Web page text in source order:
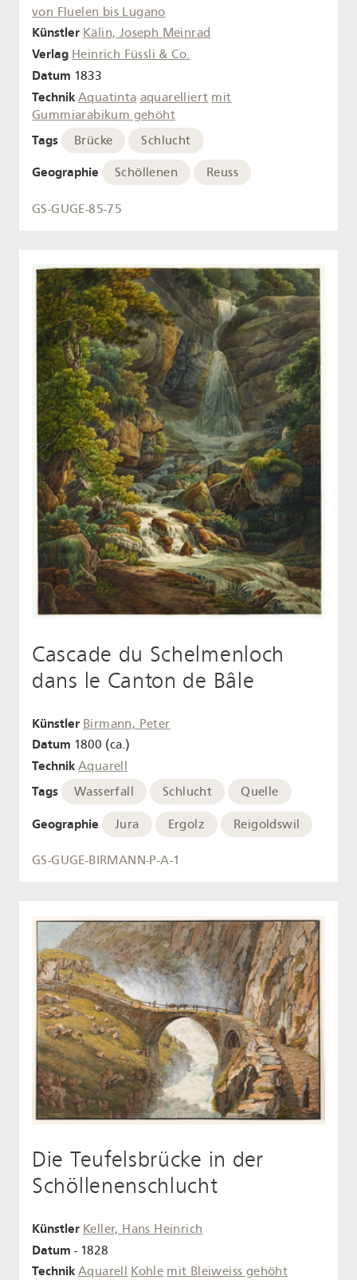
von Fluelen bis Lugano
Künstler Kälin, Joseph Meinrad
Verlag Heinrich Füssli & Co.
Datum 1833
Technik Aquatinta aquarelliert mit
Gummiarabikum gehöht
Tags Brücke Schlucht
Geographie Schöllenen Reuss
GS-GUGE-85-75
Cascade du Schelmenloch
dans le Canton de Bâle
Künstler Birmann, Peter
Datum 1800 (ca.)
Technik Aquarell
Tags Wasserfall Schlucht Quelle
Geographie Jura Ergolz Reigoldswil
GS-GUGE-BIRMANN-P-A-1
Die Teufelsbrücke in der
Schöllenenschlucht
Künstler Keller, Hans Heinrich
Datum - 1828
Technik Aquarell Kohle mit Bleiweiss gehöht